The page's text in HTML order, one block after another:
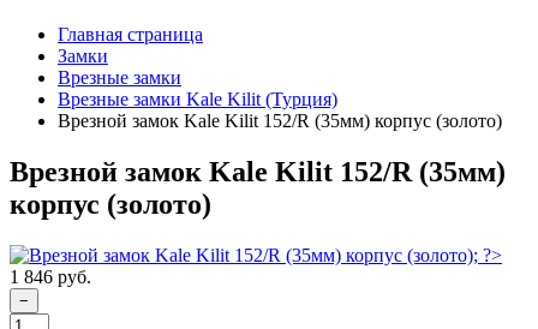
Главная страница
Замки
Врезные замки
Врезные замки Kale Kilit (Турция)
Врезной замок Kale Kilit 152/R (35мм) корпус (золото)
Врезной замок Kale Kilit 152/R (35мм)
корпус (золото)
1 846 руб.
−